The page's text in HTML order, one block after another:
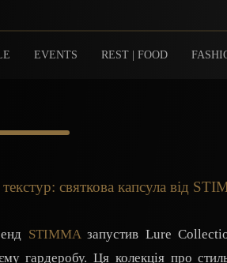
EVENTS REST | FOOD
святкова капсула від
STIMMAзапустив Lure
гардеробу. Ця колекція про